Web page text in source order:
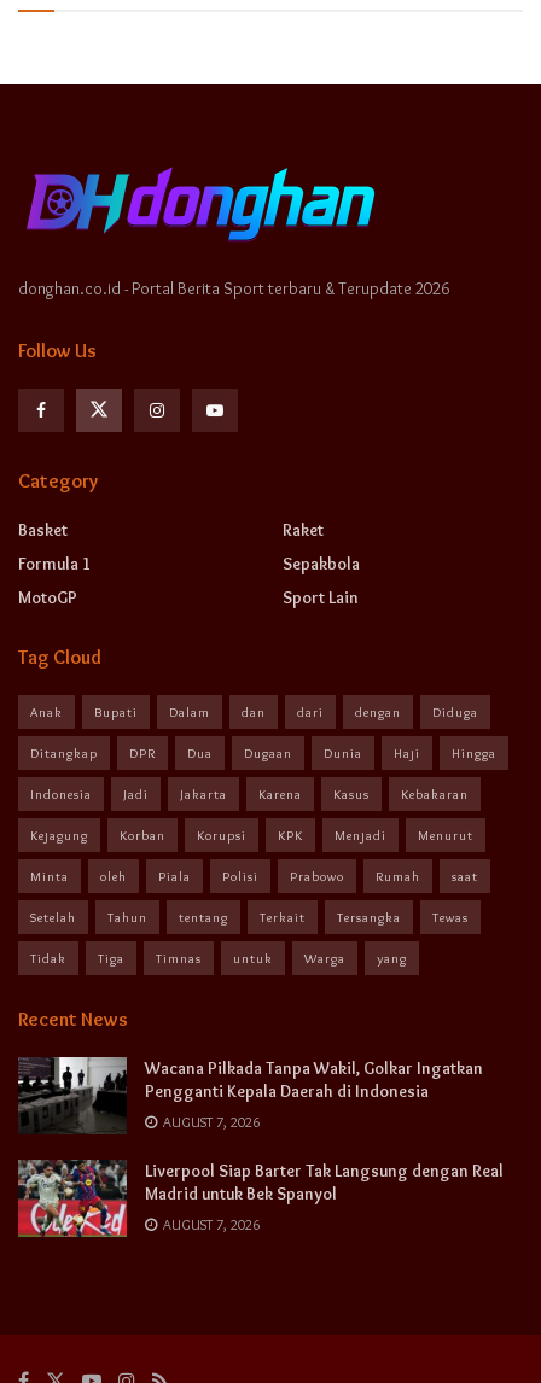
donghan.co.id - Portal Berita Sport terbaru & Terupdate 2026
Follow Us
Category
Basket
Formula 1
MotoGP
Raket
Sepakbola
Sport Lain
Tag Cloud
Anak Bupati Dalam dan dari dengan Diduga
Ditangkap DPR Dua Dugaan Dunia Haji Hingga
Indonesia Jadi Jakarta Karena Kasus Kebakaran
Kejagung Korban Korupsi KPK Menjadi Menurut
Minta oleh Piala Polisi Prabowo Rumah saat
Setelah Tahun tentang Terkait Tersangka Tewas
Tidak Tiga Timnas untuk Warga yang
Recent News
Wacana Pilkada Tanpa Wakil, Golkar Ingatkan
Pengganti Kepala Daerah di Indonesia
AUGUST 7, 2026
Liverpool Siap Barter Tak Langsung dengan Real
Madrid untuk Bek Spanyol
AUGUST 7, 2026